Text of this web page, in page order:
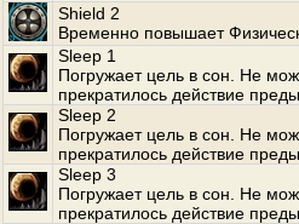
Shield 2
Временно повышает
Sleep 1
Погружает цель в сон. Не
прекратилось действие
Sleep 2
Погружает цель в сон. Не
прекратилось действие
Sleep 3
Погружает цель в сон. Не
прекратилось действие